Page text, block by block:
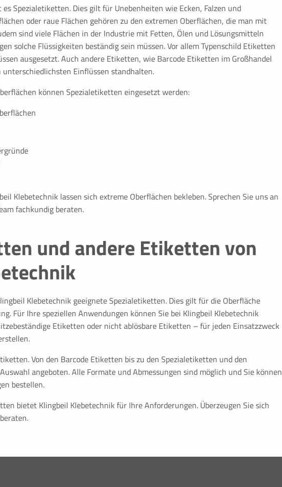
Spezialetiketten. Dies gilt für Unebenheiten wie Ecken, Falzen und
oder raue Flächen gehören zu den extremen Oberflächen, die man mit
sind viele Flächen in der Industrie mit Fetten, Ölen und Lösungsmitteln
solche Flüssigkeiten beständig sein müssen. Vor allem Typenschild Etiketten
ausgesetzt. Auch andere Etiketten, wie Barcode Etiketten im Großhandel
Einflüssen standhalten.
können Spezialetiketten eingesetzt werden:
Klebetechnik lassen sich extreme Oberflächen bekleben. Sprechen Sie uns an
fachkundig beraten.
und andere Etiketten von
Klebetechnik geeignete Spezialetiketten. Dies gilt für die Oberfläche
Für Ihre speziellen Anwendungen können Sie bei Klingbeil Klebetechnik
Etiketten oder nicht ablösbare Etiketten – für jeden Einsatzzweck
Von den Barcode Etiketten bis zu den Spezialetiketten und den
angeboten. Alle Formate und Abmessungen sind möglich und Sie können
bestellen.
bietet Klingbeil Klebetechnik für Ihre Anforderungen. Überzeugen Sie sich
akzeptiert werden, bedarf der Zugriff auf
mehr.
SSID,__Secure-3PAPISID,__Secure-3PSID
und Speicherung dieser Einstellung schaltet die
Google Maps frei. Dadurch werden verscheide
dem Computer gespeichert. Genauere Info´s zu den
entnehmen Sie bitte der Auflistung auf der Seite